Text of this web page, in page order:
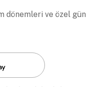
dönemleri ve özel